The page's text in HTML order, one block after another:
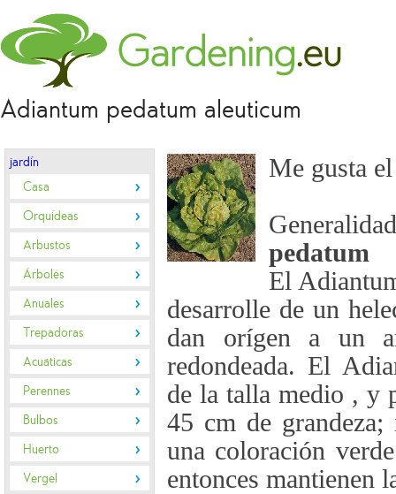
Adiantum pedatum aleuticum
jardín
Casa
Orquídeas
Arbustos
Árboles
Anuales
Trepadoras
Acuáticas
Perennes
Bulbos
Huerto
Vergel
Me gusta
pedatum
El
desarrolle de un
dan orígen a un
redondeada. El
de la talla medio , y
45 cm de
una coloración
entonces mantienen